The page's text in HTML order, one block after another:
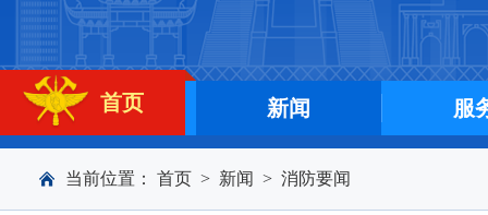
首页 新闻 服
当前位置： 首页 > 新闻 > 消防要闻